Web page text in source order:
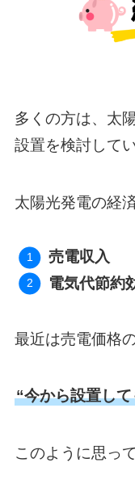
多くの方は、太
設置を検討して
太陽光発電の経
売電収入
電気代節約
最近は売電価格
“今から設置し
このように思っ